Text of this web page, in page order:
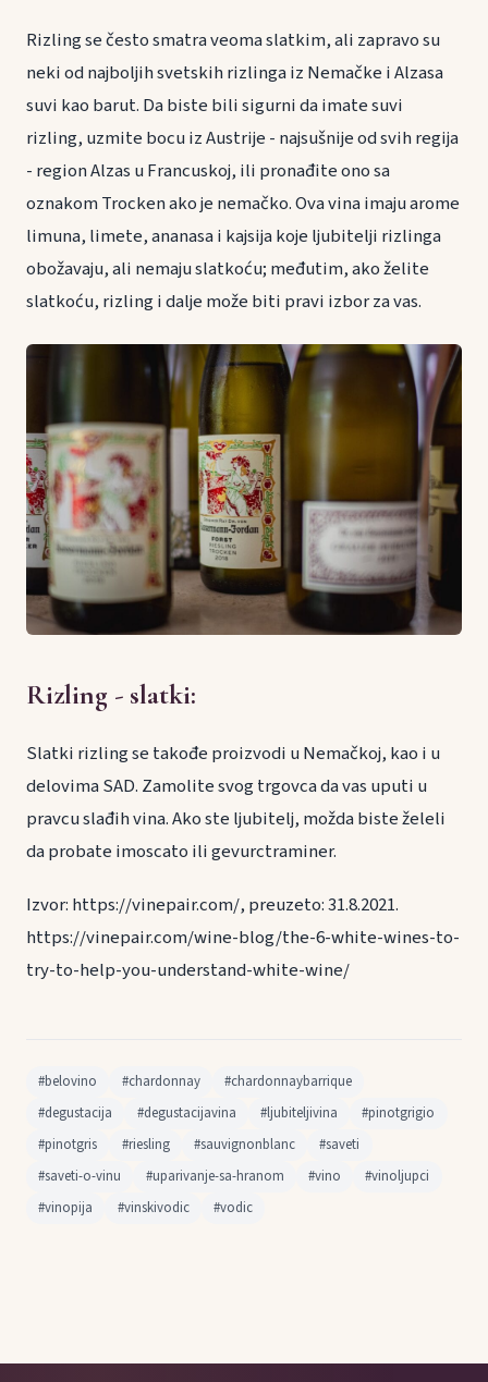
Rizling se često smatra veoma slatkim, ali zapravo su
neki od najboljih svetskih rizlinga iz Nemačke i Alzasa
suvi kao barut. Da biste bili sigurni da imate suvi
rizling, uzmite bocu iz Austrije - najsušnije od svih regija
- region Alzas u Francuskoj, ili pronađite ono sa
oznakom Trocken ako je nemačko. Ova vina imaju arome
limuna, limete, ananasa i kajsija koje ljubitelji rizlinga
obožavaju, ali nemaju slatkoću; međutim, ako želite
slatkoću, rizling i dalje može biti pravi izbor za vas.
Rizling - slatki:
Slatki rizling se takođe proizvodi u Nemačkoj, kao i u
delovima SAD. Zamolite svog trgovca da vas uputi u
pravcu slađih vina. Ako ste ljubitelj, možda biste želeli
da probate imoscato ili gevurctraminer.
Izvor: https://vinepair.com/, preuzeto: 31.8.2021.
https://vinepair.com/wine-blog/the-6-white-wines-to-
try-to-help-you-understand-white-wine/
#belovino #chardonnay
#chardonnaybarrique
#degustacija
#degustacijavina #ljubiteljivina
#pinotgrigio
#pinotgris
#riesling #sauvignonblanc
#saveti
#saveti-o-vinu
#uparivanje-sa-hranom #vino
#vinoljupci
#vinopija
#vinskivodic #vodic